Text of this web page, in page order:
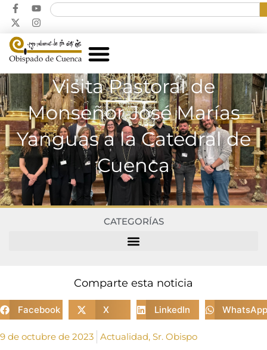
Visita Pastoral de
Monseñor José Marías
Yanguas a la Catedral de
Cuenca
CATEGORÍAS
Comparte esta noticia
Facebook X LinkedIn WhatsApp
9 de octubre de 2023 Actualidad, Sr. Obispo